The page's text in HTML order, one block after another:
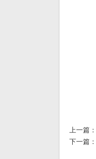
上一篇：
下一篇：